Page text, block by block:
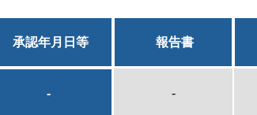
承認年月日等 報告書
- -